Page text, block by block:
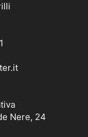
Nere, 24